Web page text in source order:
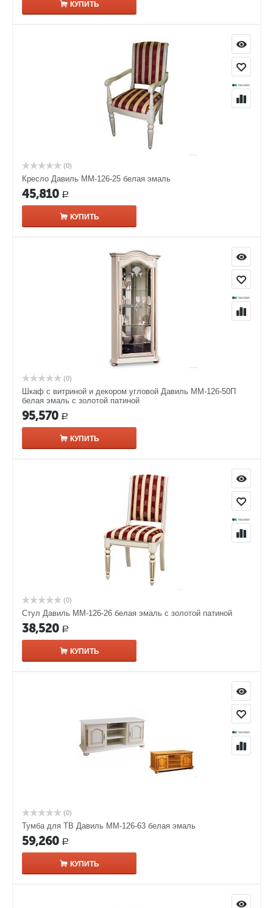
КУПИТЬ
(0)
Кресло Давиль ММ-126-25 белая эмаль
45,810 Р
КУПИТЬ
(0)
Шкаф с витриной и декором угловой Давиль ММ-126-50П
белая эмаль с золотой патиной
95,570 Р
КУПИТЬ
(0)
Стул Давиль ММ-126-26 белая эмаль с золотой патиной
38,520 Р
КУПИТЬ
(0)
Тумба для ТВ Давиль ММ-126-63 белая эмаль
59,260 Р
КУПИТЬ